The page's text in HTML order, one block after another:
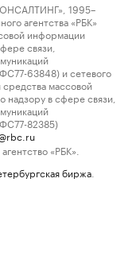
1995–
агентства «РБК»
информации
связи,
63848) и сетевого
средства массовой
в сфере связи,
82385)
«РБК».
биржа